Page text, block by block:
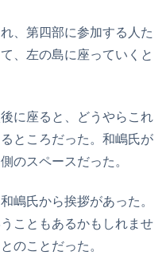
、第四部に参加する人た
、左の島に座っていくと
に座ると、どうやらこれ
ところだった。和嶋氏が
のスペースだった。
嶋氏から挨拶があった。
こともあるかもしれませ
のことだった。